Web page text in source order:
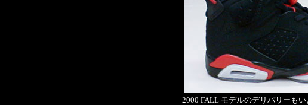
2000 FALL モデルのデリバリーも